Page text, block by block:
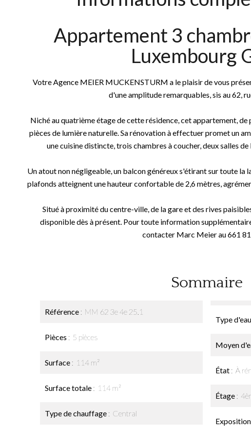
Appartement 3
Luxembourg
Votre Agence MEIER MUCKENSTURM a le plaisir de vous
d'une amplitude remarquables, sis au 62,
Niché au quatrième étage de cette résidence, cet appartement,
pièces de lumière naturelle. Sa rénovation à effectuer promet un
une cuisine distincte, trois chambres à coucher, deux salles
Un atout non négligeable, un balcon généreux s'étirant sur toute la
plafonds atteignent une hauteur confortable de 2,6 mètres,
Situé à proximité du centre-ville, de la gare et des rives
disponible dès à présent. Pour toute information
contacter Marc Meier au 661
Sommaire
Référence MM 62 3e 4e 25.1
Pièces 5 pièces
Surface 114 m²
Surface totale 114 m²
Type de chauffage Central
Type
Moyen
État À
Étage
Exposition